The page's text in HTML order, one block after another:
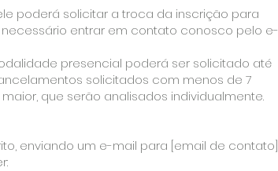
poderá solicitar a troca da inscrição para
entrar em contato conosco pelo e-
presencial poderá ser solicitado até
solicitados com menos de 7
que serão analisados individualmente.
enviando um e-mail para [email de contato]